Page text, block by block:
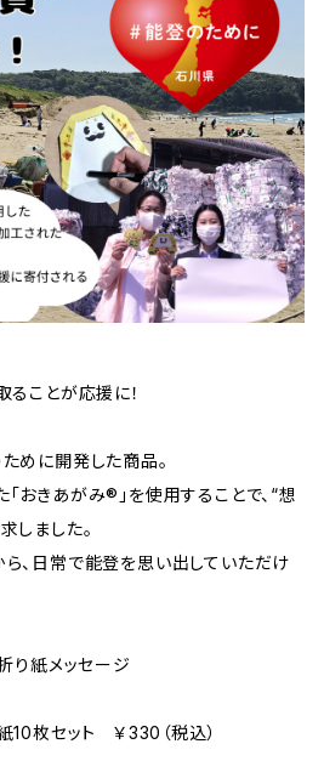
ることが応援に！
めに開発した商品。
おきあがみ®」を使用することで、“想
しました。
、日常で能登を思い出していただけ
り紙メッセージ
10枚セット ￥330（税込）